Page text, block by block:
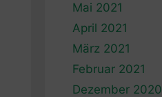
Mai 2021
April 2021
März 2021
Februar 2021
Dezember 2020